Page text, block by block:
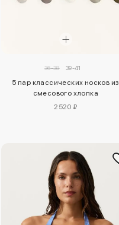
36-38 39-41
5 пар классических носков из
смесового хлопка
2520 ₽